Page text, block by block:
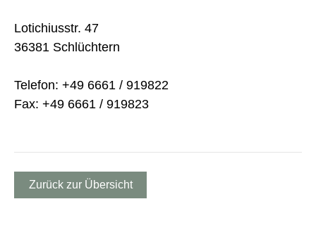
Lotichiusstr. 47
36381 Schlüchtern
Telefon: +49 6661 / 919822
Fax: +49 6661 / 919823
Zurück zur Übersicht